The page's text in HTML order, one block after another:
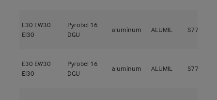
E30 EW30
EI30
Pyrobel 16
DGU
aluminum ALUMIL S77 FR
E30 EW30
EI30
Pyrobel 16
DGU
aluminum ALUMIL S77 FR